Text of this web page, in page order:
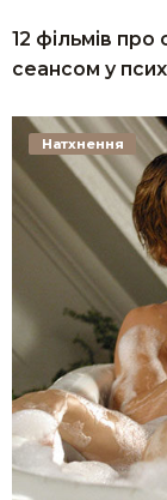
12 фільмів про
сеансом у
Натхнення